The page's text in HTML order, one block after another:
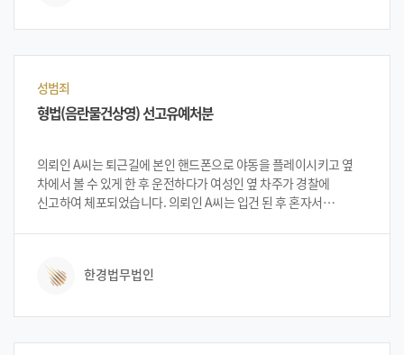
변호인단은 억울함을 호소하는 의뢰인에게 충분히 다투어 볼만
성범죄 전과자로 살아야 하며, 취업 등에 불리한 조건으로
작용되기에 그 중요성이 기타 형사 범죄에 비하여 상대적으로
크기에 모든 자료, 데이터베이스, 판례, 노하우 등을 접목해야하는
성범죄
형법(음란물건상영) 선고유예처분
의뢰인 A씨는 퇴근길에 본인 핸드폰으로 야동을 플레이시키고 옆
차에서 볼 수 있게 한 후 운전하다가 여성인 옆 차주가 경찰에
신고하여 체포되었습니다. 의뢰인 A씨는 입건 된 후 혼자서
한경을 찾아 대처 방안 등을 상담 받게 되었습니다.
한경법무법인